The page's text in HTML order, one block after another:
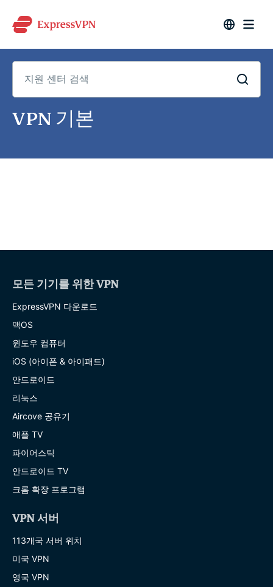
VPN 기본
지
원
센
색
모든 기기를 위한 VPN
ExpressVPN 다운로드
맥OS
윈도우 컴퓨터
iOS (아이폰 & 아이패드)
안드로이드
리눅스
Aircove 공유기
애플 TV
파이어스틱
안드로이드 TV
크롬 확장 프로그램
VPN 서버
113개국 서버 위치
미국 VPN
영국 VPN